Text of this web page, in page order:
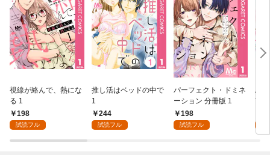
視線が絡んで、熱にな
る 1
198
試読フル
推し活はベッドの中で
1
244
試読フル
パーフェクト・ドミネ
ーション 分冊版 1
198
試読フル
ふ
言